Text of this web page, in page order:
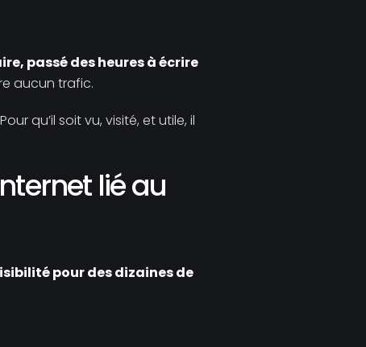
passé des heures à écrire
aucun trafic.
qu’il soit vu, visité, et utile, il
lié au
pour des dizaines de